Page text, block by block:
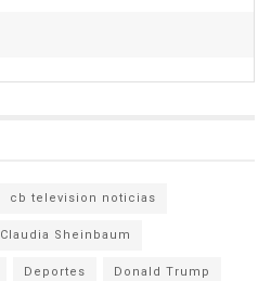
cb television noticias
Claudia Sheinbaum
Deportes Donald Trump